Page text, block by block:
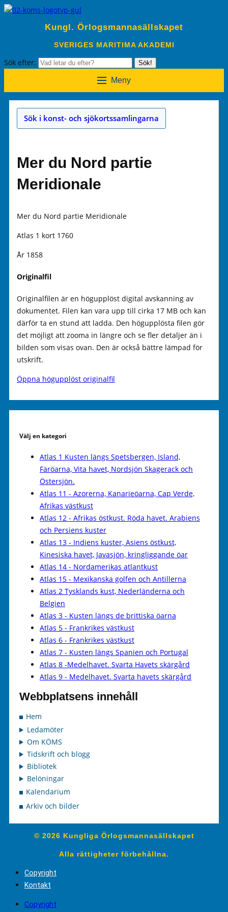
Kungl. Örlogsmannasällskapet
SVERIGES MARITIMA AKADEMI
Sök efter: Sök!
Meny
Sök i konst- och sjökortssamlingarna
Mer du Nord partie
Meridionale
Mer du Nord partie Meridionale
Atlas 1 kort 1760
År 1858
Originalfil
Originalfilen är en högupplöst digital avskanning av
dokumentet. Filen kan vara upp till cirka 17 MB och kan
därför ta en stund att ladda. Den högupplösta filen gör
det möjligt att zooma in längre och se fler detaljer än i
bilden som visas ovan. Den är också bättre lämpad för
utskrift.
Öppna högupplöst originalfil
Välj en kategori
Atlas 1 Kusten längs Spetsbergen, Island,
Färöarna, Vita havet, Nordsjön Skagerack och
Östersjön.
Atlas 11 - Azorerna, Kanarieöarna, Cap Verde,
Afrikas västkust
Atlas 12 - Afrikas östkust. Röda havet. Arabiens
och Persiens kuster
Atlas 13 - Indiens kuster, Asiens östkust,
Kinesiska havet, Javasjön, kringliggande öar
Atlas 14 - Nordamerikas atlantkust
Atlas 15 - Mexikanska golfen och Antillerna
Atlas 2 Tysklands kust, Nederländerna och
Belgien
Atlas 3 - Kusten längs de brittiska öarna
Atlas 5 - Frankrikes västkust
Atlas 6 - Frankrikes västkust
Atlas 7 - Kusten längs Spanien och Portugal
Atlas 8 -Medelhavet. Svarta Havets skärgård
Atlas 9 - Medelhavet. Svarta havets skärgård
Webbplatsens innehåll
Hem
Ledamöter
Om KÖMS
Tidskrift och blogg
Bibliotek
Belöningar
Kalendarium
Arkiv och bilder
© 2026 Kungliga Örlogsmannasällskapet
Alla rättigheter förbehållna.
Copyright
Kontakt
Copyright